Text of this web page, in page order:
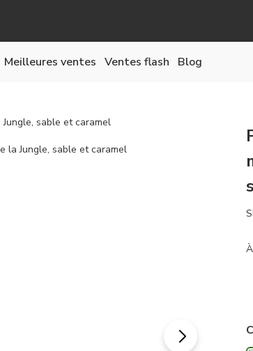
Meilleures ventes Ventes flash Blog
sable et caramel